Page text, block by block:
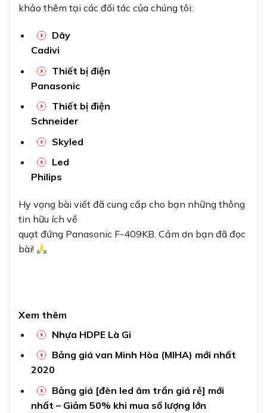
khảo thêm tại các đối tác của chúng tôi:
Dây
Cadivi
Thiết bị điện
Panasonic
Thiết bị điện
Schneider
Skyled
Led
Philips
Hy vọng bài viết đã cung cấp cho bạn những thông
tin hữu ích về
quạt đứng Panasonic F-409KB. Cảm ơn bạn đã đọc
bài!
Xem thêm
Nhựa HDPE Là Gi
Bảng giá van Minh Hòa (MIHA) mới nhất
2020
Bảng giá [đèn led âm trần giá rẻ] mới
nhất – Giảm 50% khi mua số lượng lớn